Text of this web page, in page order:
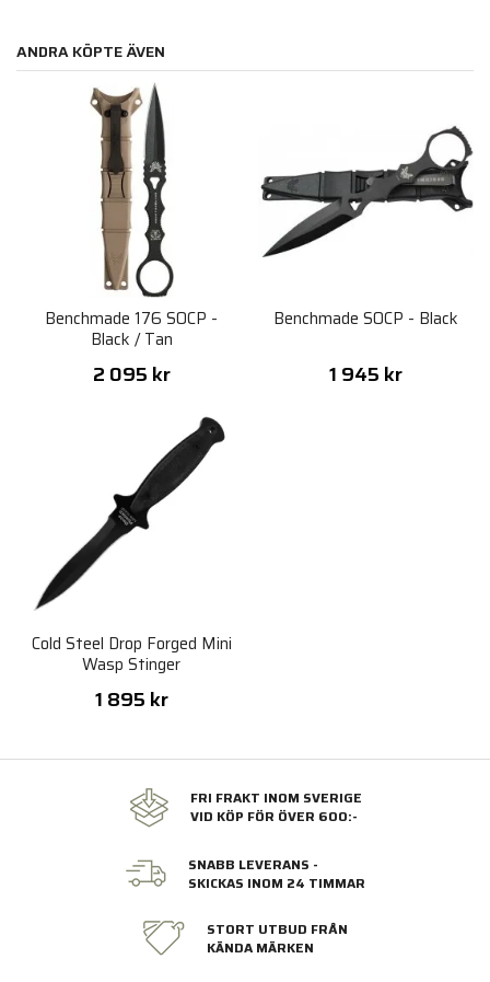
ANDRA KÖPTE ÄVEN
Benchmade 176 SOCP -
Black / Tan
2 095 kr
Benchmade SOCP - Black
1 945 kr
Cold Steel Drop Forged Mini
Wasp Stinger
1 895 kr
FRI FRAKT INOM SVERIGE
VID KÖP FÖR ÖVER 600:-
SNABB LEVERANS -
SKICKAS INOM 24 TIMMAR
STORT UTBUD FRÅN
KÄNDA MÄRKEN